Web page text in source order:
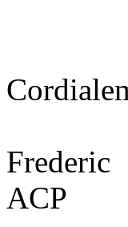
Frederic
ACP